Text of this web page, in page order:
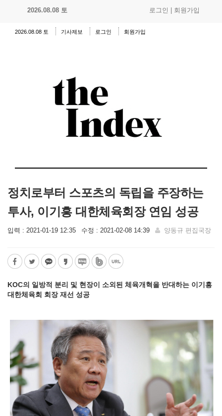
2026.08.08 토 로그인 회원가입
2026.08.08 토 기사제보 로그인 회원가입
정치로부터 스포츠의 독립을 주장하는
투사, 이기흥 대한체육회장 연임 성공
입력 : 2021-01-19 12:35 수정 : 2021-02-08 14:39 양동규 편집국장
KOC의 일방적 분리 및 현장이 소외된 체육개혁을 반대하는 이기흥
대한체육회 회장 재선 성공